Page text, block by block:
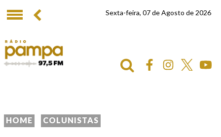
Sexta-feira, 07 de Agosto de 2026
HOME COLUNISTAS